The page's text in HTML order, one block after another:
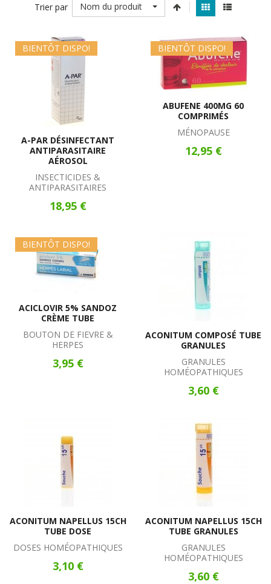
Trier par
Nom du produit
BIENTÔT DISPO!
A-PAR DÉSINFECTANT
ANTIPARASITAIRE
AÉROSOL
INSECTICIDES &
ANTIPARASITAIRES
18,95 €
BIENTÔT DISPO!
ABUFENE 400MG 60
COMPRIMÉS
MÉNOPAUSE
12,95 €
BIENTÔT DISPO!
ACICLOVIR 5% SANDOZ
CRÈME TUBE
BOUTON DE FIEVRE &
HERPES
3,95 €
ACONITUM COMPOSÉ TUBE
GRANULES
GRANULES
HOMÉOPATHIQUES
3,60 €
ACONITUM NAPELLUS 15CH
TUBE DOSE
DOSES HOMÉOPATHIQUES
3,10 €
ACONITUM NAPELLUS 15CH
TUBE GRANULES
GRANULES
HOMÉOPATHIQUES
3,60 €